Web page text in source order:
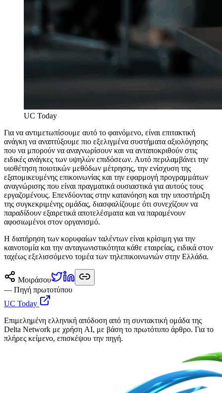
UC Today
Για να αντιμετωπίσουμε αυτό το φαινόμενο, είναι επιτακτική
ανάγκη να αναπτύξουμε πιο εξελιγμένα συστήματα αξιολόγησης
που να μπορούν να αναγνωρίσουν και να ανταποκριθούν στις
ειδικές ανάγκες των υψηλών επιδόσεων. Αυτό περιλαμβάνει την
υιοθέτηση ποιοτικών μεθόδων μέτρησης, την ενίσχυση της
εξατομικευμένης επικοινωνίας και την εφαρμογή προγραμμάτων
αναγνώρισης που είναι πραγματικά ουσιαστικά για αυτούς τους
εργαζομένους. Επενδύοντας στην κατανόηση και την υποστήριξη
της συγκεκριμένης ομάδας, διασφαλίζουμε ότι συνεχίζουν να
παραδίδουν εξαιρετικά αποτελέσματα και να παραμένουν
αφοσιωμένοι στον οργανισμό.
Η διατήρηση των κορυφαίων ταλέντων είναι κρίσιμη για την
καινοτομία και την ανταγωνιστικότητα κάθε εταιρείας, ειδικά στον
ταχέως εξελισσόμενο τομέα των τηλεπικοινωνιών στην Ελλάδα.
Μοιράσου
— Πηγή πρωτοτύπου
UC Today
Επιμελημένη ελληνική απόδοση από τη συντακτική ομάδα της
Delta Network με χρήση AI, με βάση το πρωτότυπο άρθρο. Για το
πλήρες κείμενο, επισκέψου την πηγή.